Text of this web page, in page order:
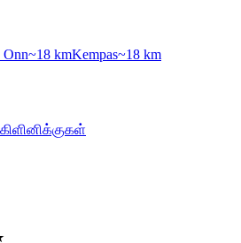
Onn~18 kmKempas~18 km